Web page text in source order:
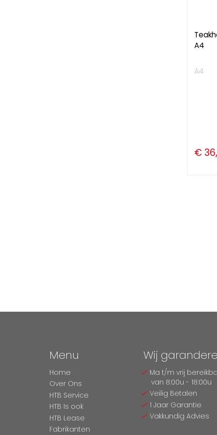
A4
A4
€
Menu
Home
Over Ons
HTB Service
HTB Is ook
HTB Lease
Fabrikanten
Wij
Ma t/m vrij
van 8:00u - 18:00u
Veilig Betalen
1 Jaar Garantie
Vakkundig Advies